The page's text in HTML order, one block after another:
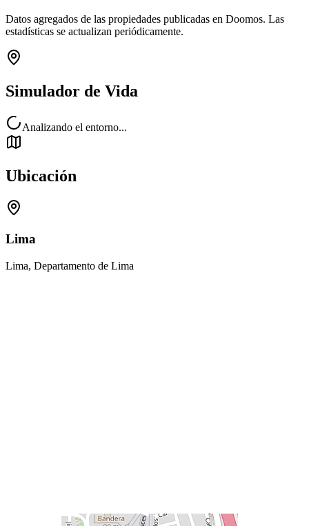
Datos agregados de las propiedades publicadas en Doomos. Las
estadísticas se actualizan periódicamente.
Simulador de Vida
Analizando el entorno...
Ubicación
Lima
Lima, Departamento de Lima